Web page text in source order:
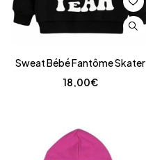
Sweat Bébé Fantôme Skater
18,00€